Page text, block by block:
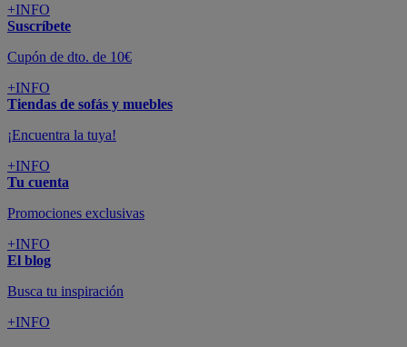
+INFO
Suscríbete
Cupón de dto. de 10€
+INFO
Tiendas de sofás y muebles
¡Encuentra la tuya!
+INFO
Tu cuenta
Promociones exclusivas
+INFO
El blog
Busca tu inspiración
+INFO